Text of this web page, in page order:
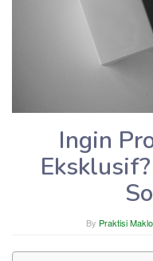
Ingin
By Praktisi